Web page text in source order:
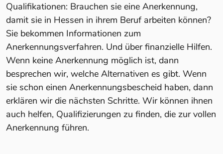
Qualifikationen: Brauchen sie eine Anerkennung,
damit sie in Hessen in ihrem Beruf arbeiten können?
Sie bekommen Informationen zum
Anerkennungsverfahren. Und über finanzielle Hilfen.
Wenn keine Anerkennung möglich ist, dann
besprechen wir, welche Alternativen es gibt. Wenn
sie schon einen Anerkennungsbescheid haben, dann
erklären wir die nächsten Schritte. Wir können ihnen
auch helfen, Qualifizierungen zu finden, die zur vollen
Anerkennung führen.